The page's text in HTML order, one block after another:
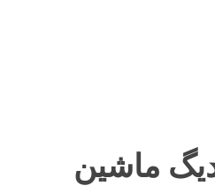
ماشین